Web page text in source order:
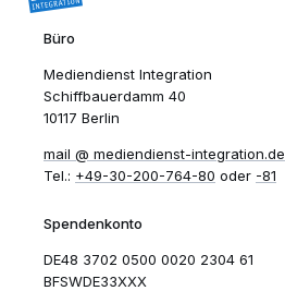
Büro
Mediendienst Integration
Schiffbauerdamm 40
10117 Berlin
mail​
mediendienst-integration.de
Tel.: +49-30-200-764-80 oder -81
Spendenkonto
DE48 3702 0500 0020 2304 61
BFSWDE33XXX